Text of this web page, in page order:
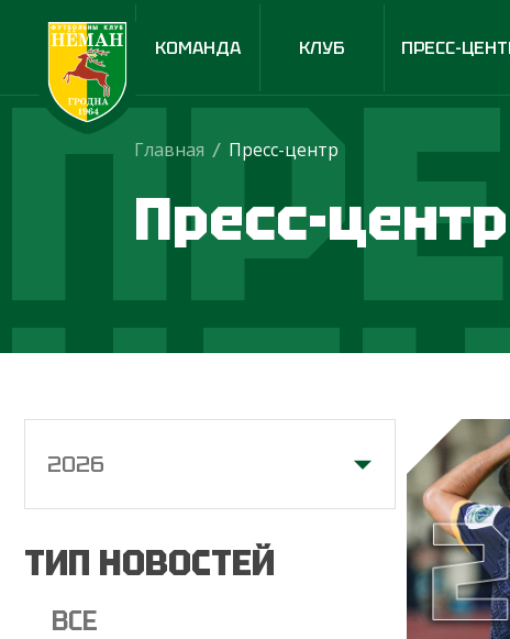
КОМАНДА КЛУБ ПРЕСС-
Главная / Пресс-центр
Пресс-центр
2026
ТИП НОВОСТЕЙ
ВСЕ